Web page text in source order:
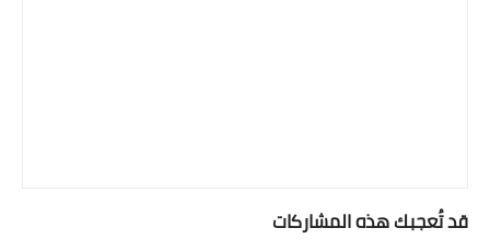
قد تُعجبك هذه المشاركات